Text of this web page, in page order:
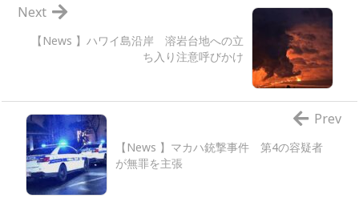
【News 】ハワイ島沿岸 溶岩台地への立
ち入り注意呼びかけ
Next
【News 】マカハ銃撃事件 第4の容疑者
が無罪を主張
Prev